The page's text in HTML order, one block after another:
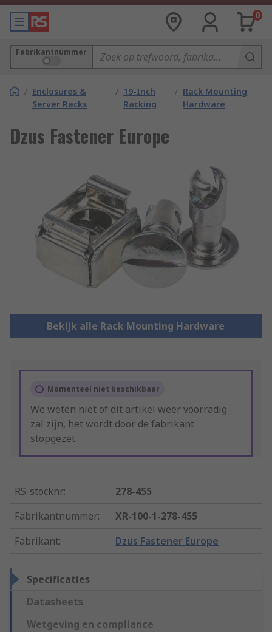
0
Fabrikantnummer
/ Enclosures &
Server Racks
/ 19-Inch
Racking
/ Rack Mounting
Hardware
Dzus Fastener Europe
Bekijk alle Rack Mounting Hardware
Momenteel niet beschikbaar
We weten niet of dit artikel weer voorradig
zal zijn, het wordt door de fabrikant
stopgezet.
RS-stocknr.:
278-455
Fabrikantnummer:
XR-100-1-278-455
Fabrikant: Dzus Fastener Europe
Specificaties
Datasheets
Wetgeving en compliance